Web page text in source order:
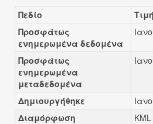
Πεδίο
Τιμή
Προσφάτως
ενημερωμένα δεδομένα
Προσφάτως
ενημερωμένα
μεταδεδομένα
Δημιουργήθηκε
Διαμόρφωση
KML